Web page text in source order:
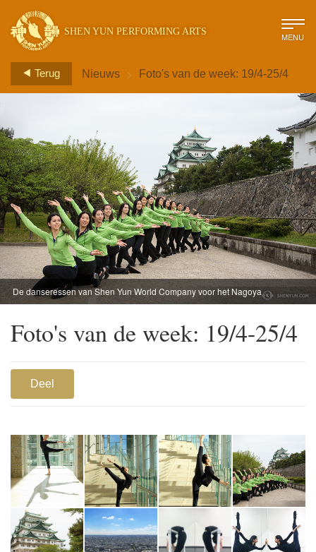
SHEN YUN PERFORMING ARTS MENU
Terug Nieuws > Foto's van de week: 19/4-25/4
De danseressen van Shen Yun World Company voor het Nagoya
Castle in Nagoya, Japan.
Foto's van de week: 19/4-25/4
Deel
1